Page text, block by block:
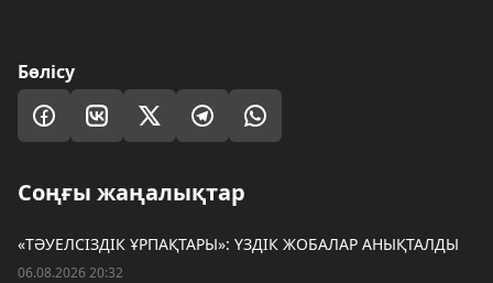
Бөлісу
Соңғы жаңалықтар
«ТӘУЕЛСІЗДІК ҰРПАҚТАРЫ»: ҮЗДІК ЖОБАЛАР АНЫҚТАЛДЫ
06.08.2026 20:32